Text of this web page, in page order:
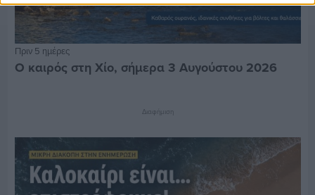
Πριν 5 ημέρες
Ο καιρός στη Χίο, σήμερα 3 Αυγούστου 2026
Διαφήμιση